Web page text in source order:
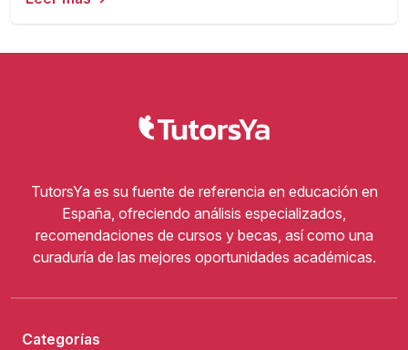
TutorsYa es su fuente de referencia en educación en
España, ofreciendo análisis especializados,
recomendaciones de cursos y becas, así como una
curaduría de las mejores oportunidades académicas.
Categorías